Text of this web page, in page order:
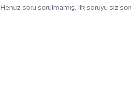
Henüz soru sorulmamış. İlk soruyu siz